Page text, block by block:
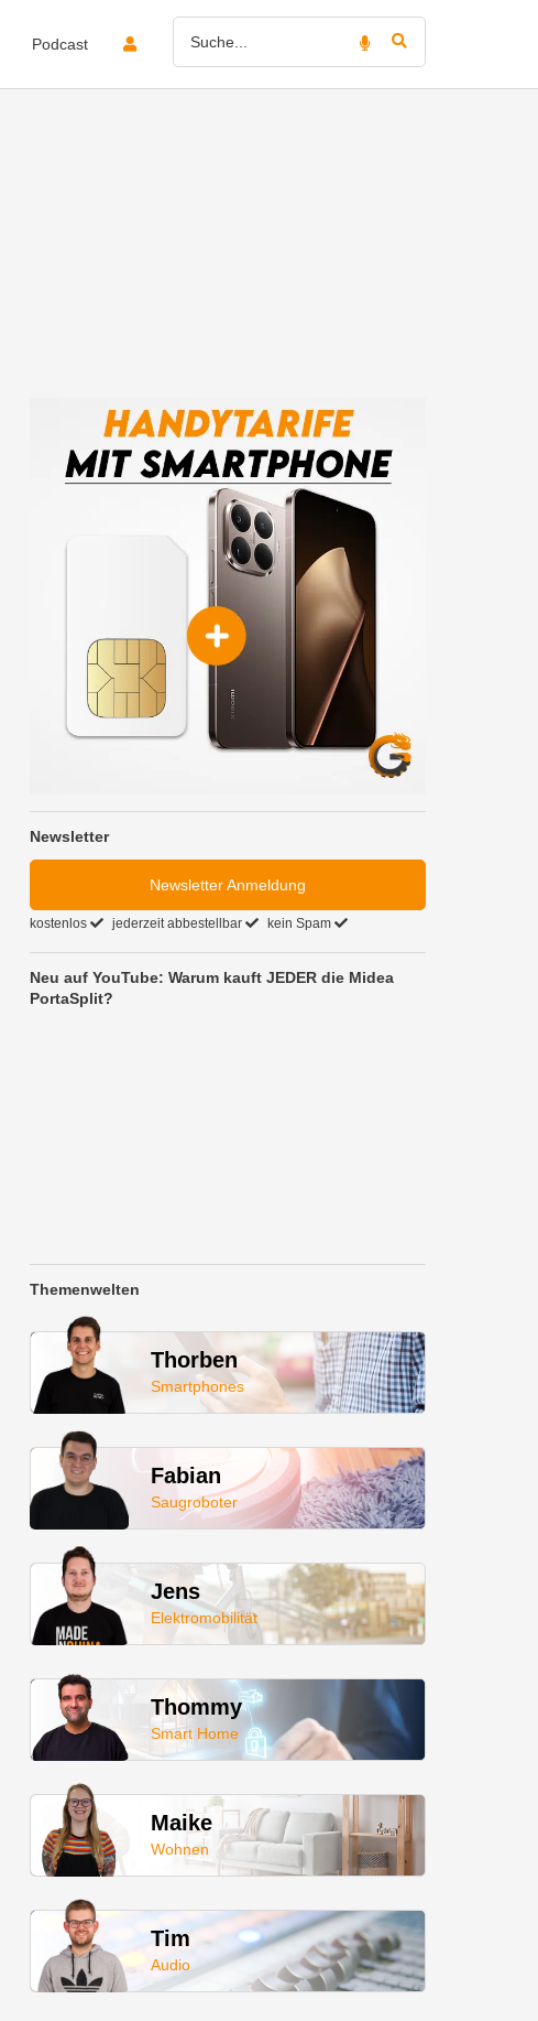
Podcast
Newsletter
Newsletter Anmeldung
kostenlos jederzeit abbestellbar kein Spam
Neu auf YouTube: Warum kauft JEDER die Midea
PortaSplit?
Themenwelten
Thorben
Smartphones
Fabian
Saugroboter
Jens
Elektromobilität
Thommy
Smart Home
Maike
Wohnen
Tim
Audio